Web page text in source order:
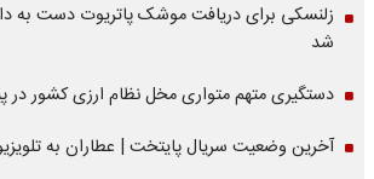
زلنسکی برای دریافت موشک پاتریوت دست به
شد
دستگیری متهم متواری مخل نظام ارزی کشور در
آخرین وضعیت سریال پایتخت | عطاران به